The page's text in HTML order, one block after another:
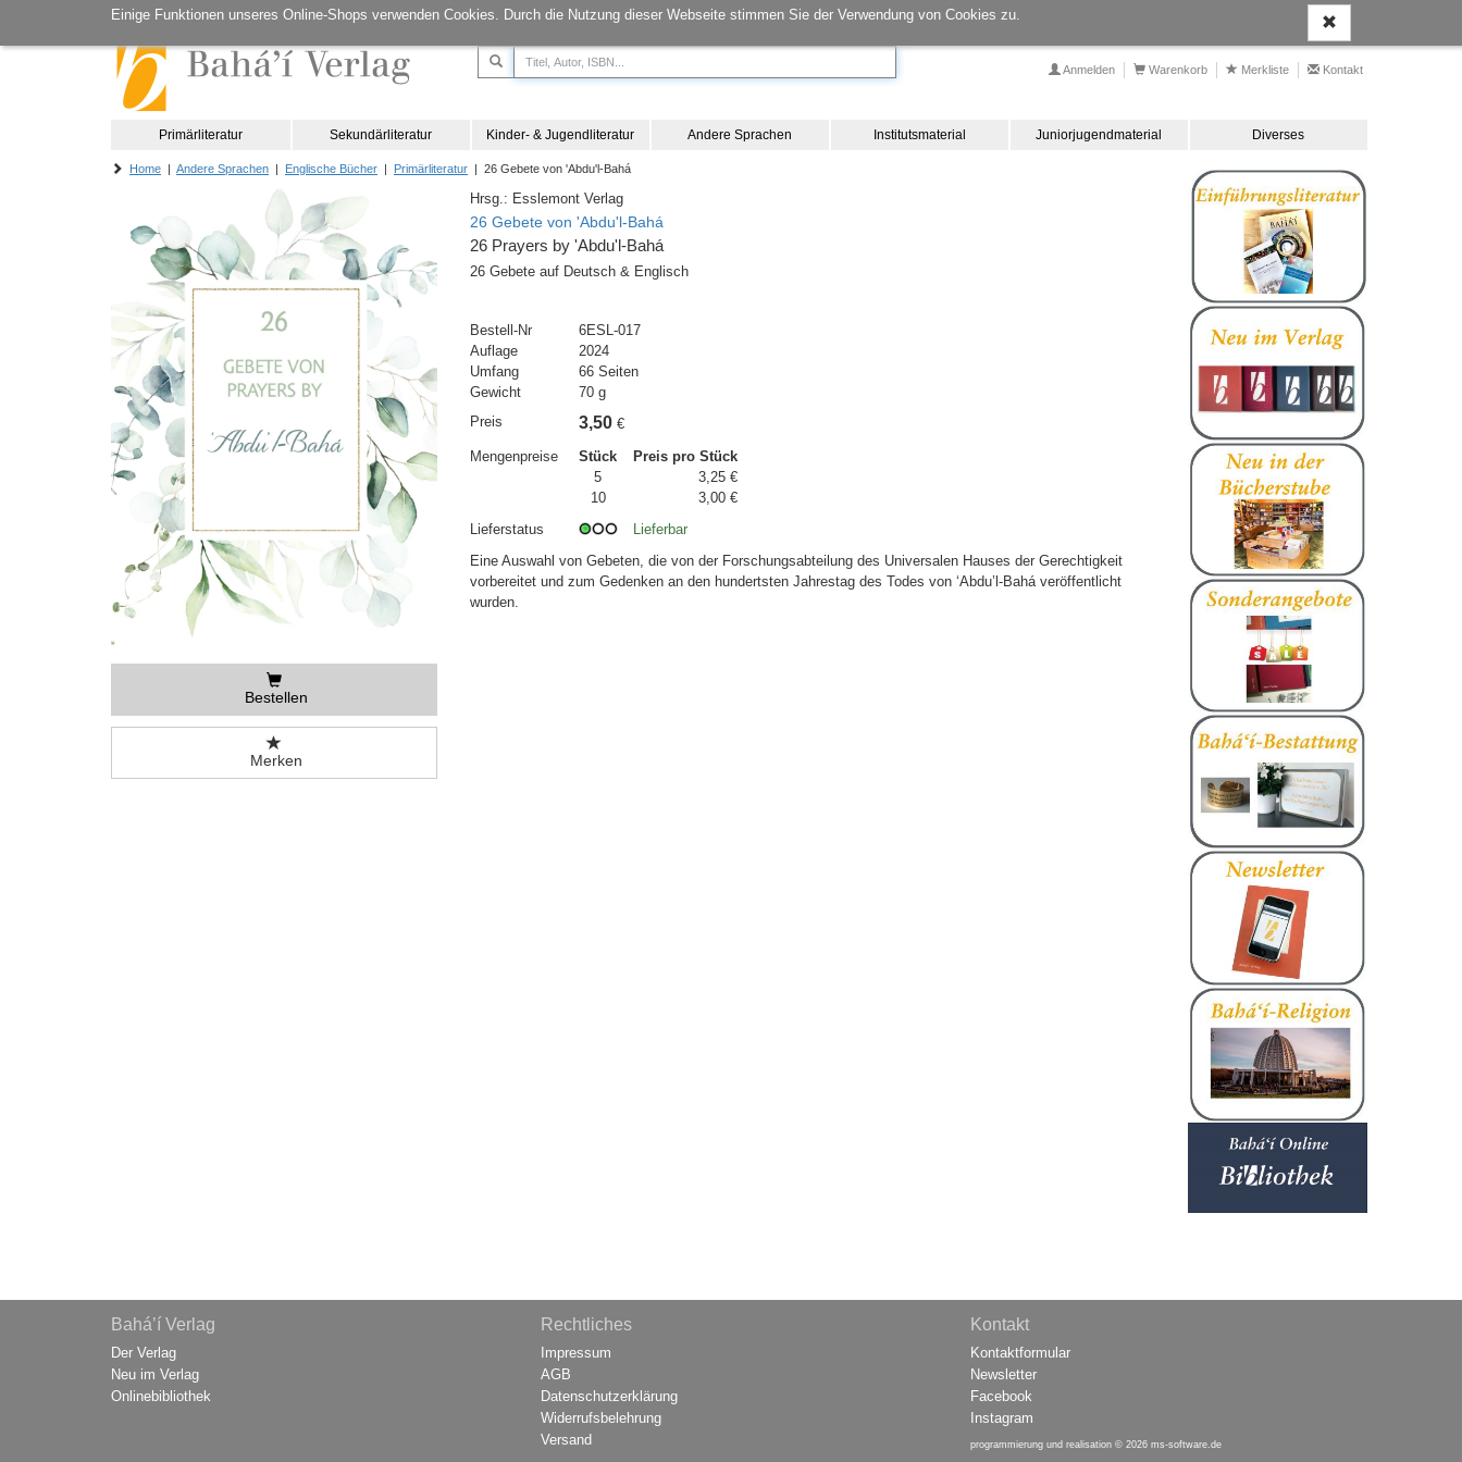
Einige Funktionen unseres Online-Shops verwenden Cookies. Durch die Nutzung dieser Webseite stimmen Sie der Verwendung von Cookies zu.
Anmelden Warenkorb Merkliste Kontakt
Primärliteratur Sekundärliteratur Kinder- & Jugendliteratur Andere Sprachen Institutsmaterial Juniorjugendmaterial Diverses
Home | Andere Sprachen | Englische Bücher | Primärliteratur | 26 Gebete von 'Abdu'l-Bahá
Bestellen
Merken
Hrsg.: Esslemont Verlag
26 Gebete von 'Abdu'l-Bahá
26 Prayers by 'Abdu'l-Bahá
26 Gebete auf Deutsch & Englisch
Bestell-Nr
6ESL-017
Auflage
2024
Umfang
66 Seiten
Gewicht
70 g
Preis
3,50 €
Mengenpreise
Stück
Preis pro Stück
5
3,25 €
10
3,00 €
Lieferstatus
Lieferbar
Eine Auswahl von Gebeten, die von der Forschungsabteilung des Universalen Hauses der Gerechtigkeit
vorbereitet und zum Gedenken an den hundertsten Jahrestag des Todes von ‘Abdu’l-Bahá veröffentlicht
wurden.
Bahá’í Verlag
Der Verlag
Neu im Verlag
Onlinebibliothek
Rechtliches
Impressum
AGB
Datenschutzerklärung
Widerrufsbelehrung
Versand
Kontakt
Kontaktformular
Newsletter
Facebook
Instagram
programmierung und realisation © 2026 ms-software.de